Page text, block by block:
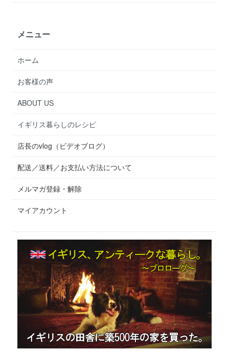
メニュー
ホーム
お客様の声
ABOUT US
イギリス暮らしのレシピ
店長のvlog（ビデオブログ）
配送／送料／お支払い方法について
メルマガ登録・解除
マイアカウント